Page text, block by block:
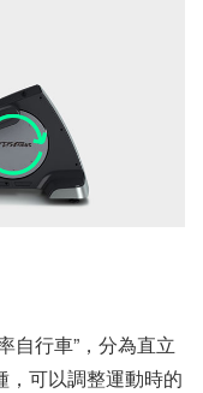
自行車”，分為直立
，可以調整運動時的